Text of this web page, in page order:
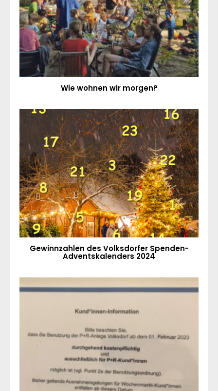
Wie wohnen wir morgen?
Gewinnzahlen des Volksdorfer Spenden-
Adventskalenders 2024